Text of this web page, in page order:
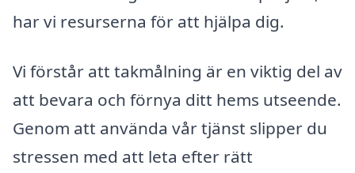
har vi resurserna för att hjälpa dig.
Vi förstår att takmålning är en viktig del av
att bevara och förnya ditt hems utseende.
Genom att använda vår tjänst slipper du
stressen med att leta efter rätt